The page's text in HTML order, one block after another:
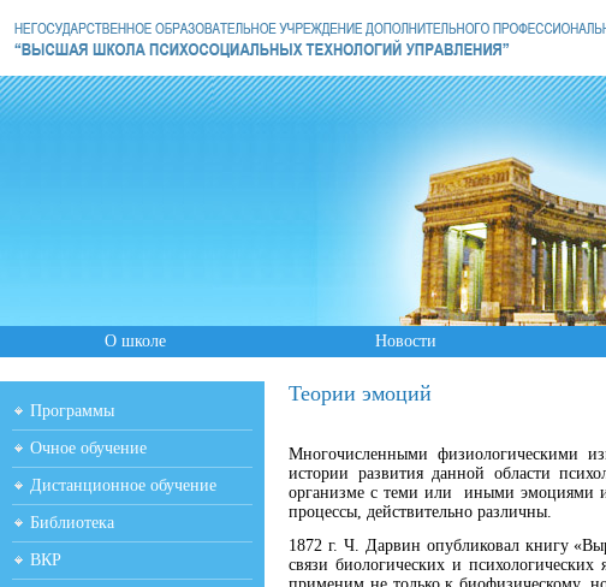
О школе Новости
Программы
Очное обучение
Дистанционное обучение
Библиотека
ВКР
Теории эмоций
Многочисленными физиологическими
истории развития данной области
организме с теми или иными эмоциями и
процессы, действительно различны.
1872 г. Ч. Дарвин опубликовал книгу
связи биологических и